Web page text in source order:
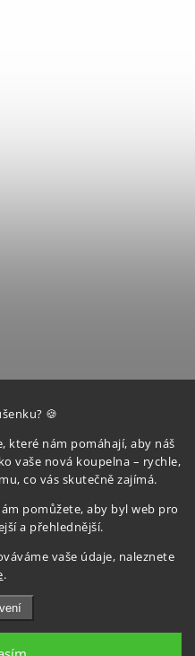
🍪
které nám pomáhají, aby náš
vaše nová koupelna – rychle,
co vás skutečně zajímá.
pomůžete, aby byl web pro
a přehlednější.
vaše údaje, naleznete
.